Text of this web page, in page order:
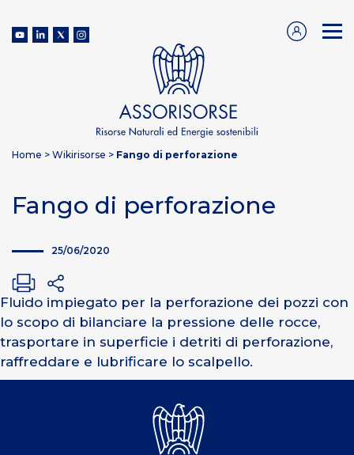
Home > Wikirisorse > Fango di perforazione
Fango di perforazione
25/06/2020
Fluido impiegato per la perforazione dei pozzi con
lo scopo di bilanciare la pressione delle rocce,
trasportare in superficie i detriti di perforazione,
raffreddare e lubrificare lo scalpello.